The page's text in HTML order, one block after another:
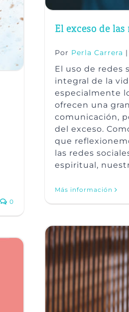
El exceso de las
Por Perla Carrera |
El uso de redes
integral de la
especialmente
ofrecen una
comunicación,
del exceso.
que
las redes
espiritual,
Más información
0